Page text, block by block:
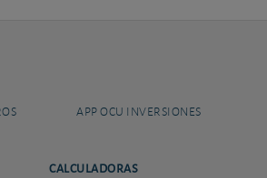
APP OCU INVERSIONES
CALCULADORAS